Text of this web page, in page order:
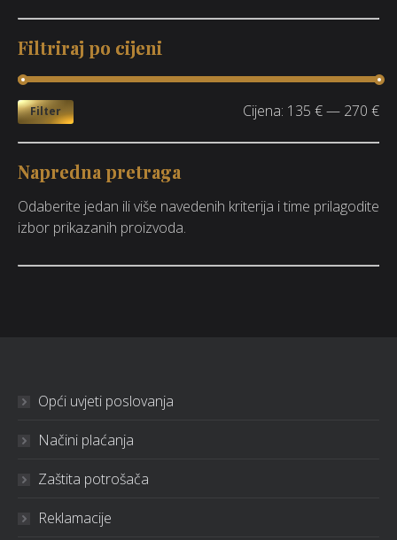
Filtriraj po cijeni
Filter Cijena: 135 €— 270 €
Napredna pretraga
Odaberite jedan ili više navedenih kriterija i time prilagodite
izbor prikazanih proizvoda.
Opći uvjeti poslovanja
Načini plaćanja
Zaštita potrošača
Reklamacije